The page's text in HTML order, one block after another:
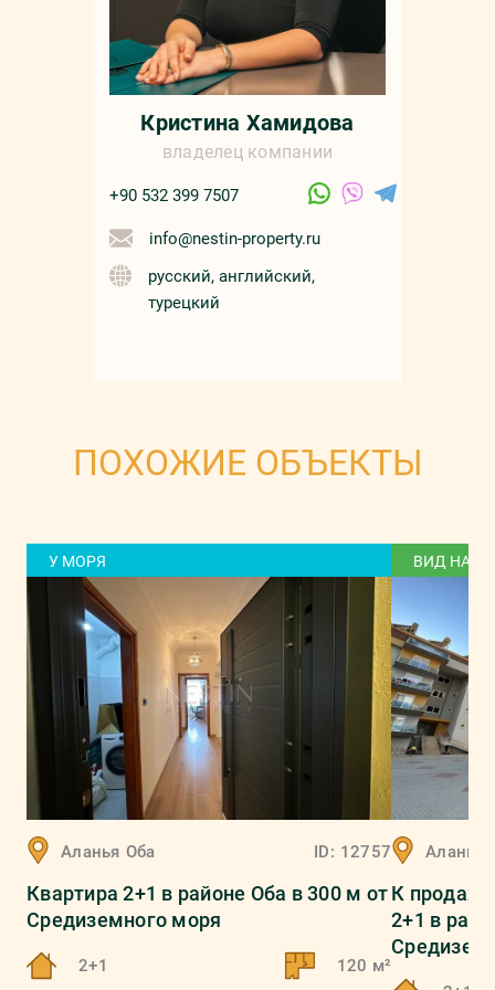
Кристина Хамидова
владелец компании
+90 532 399 7507
info@nestin-property.ru
русский, английский,
турецкий
ПОХОЖИЕ ОБЪЕКТЫ
У МОРЯ
Аланья Оба ID: 12757
Квартира 2+1 в районе Оба в 300 м от
Средиземного моря
2+1 120 м²
ВИД НА
Аланья
К
2+1 в